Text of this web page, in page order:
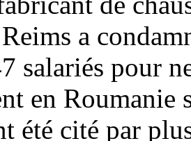
a
salariés pour
en
été cité par